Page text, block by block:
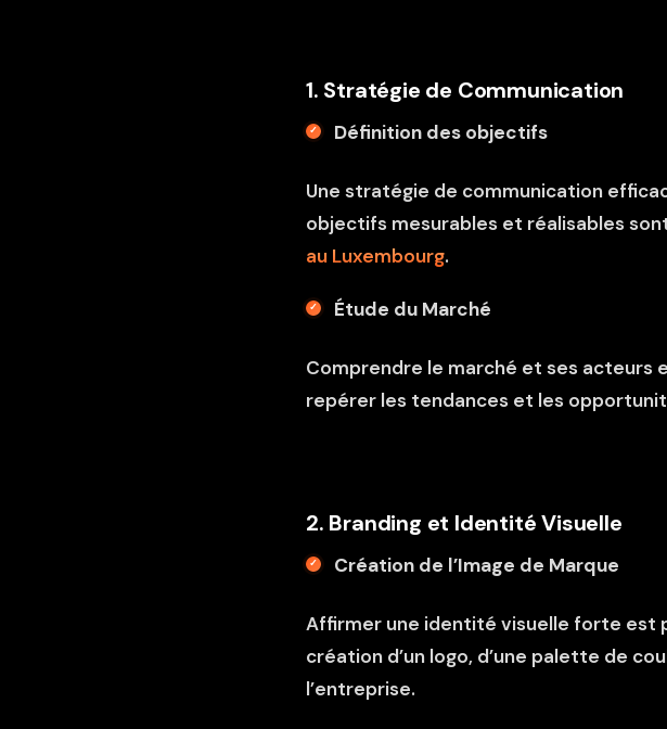
1. Stratégie de Communication
Définition des objectifs
Une stratégie de communication
objectifs mesurables et réalisables sont
au Luxembourg.
Étude du Marché
Comprendre le marché et ses acteurs
repérer les tendances et les
2. Branding et Identité Visuelle
Création de l’Image de Marque
Affirmer une identité visuelle forte est
création d’un logo, d’une palette de
l’entreprise.